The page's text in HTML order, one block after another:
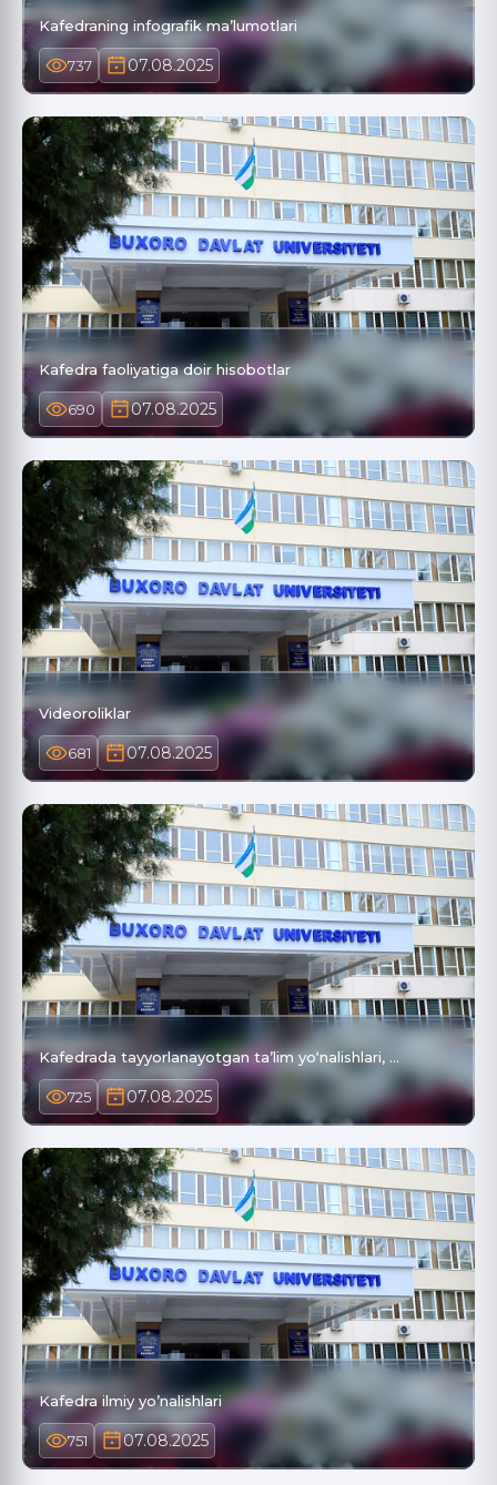
Kafedraning infografik ma’lumotlari
737 07.08.2025
Kafedra faoliyatiga doir hisobotlar
690 07.08.2025
Videoroliklar
681 07.08.2025
Kafedrada tayyorlanayotgan ta’lim yo‘nalishlari, …
725 07.08.2025
Kafedra ilmiy yo’nalishlari
751 07.08.2025